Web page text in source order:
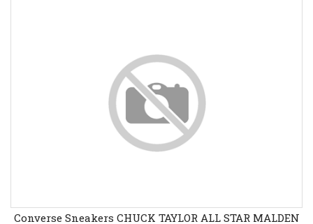
Converse Sneakers CHUCK TAYLOR ALL STAR MALDEN